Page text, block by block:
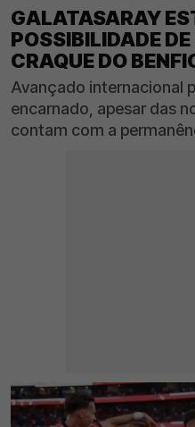
GALATASARAY
POSSIBILIDADE
CRAQUE DO
Avançado internacional
encarnado, apesar das
contam com a